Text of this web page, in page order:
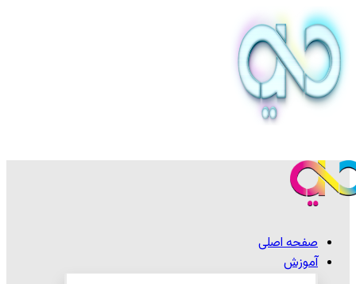
صفحه اصلی
آموزش